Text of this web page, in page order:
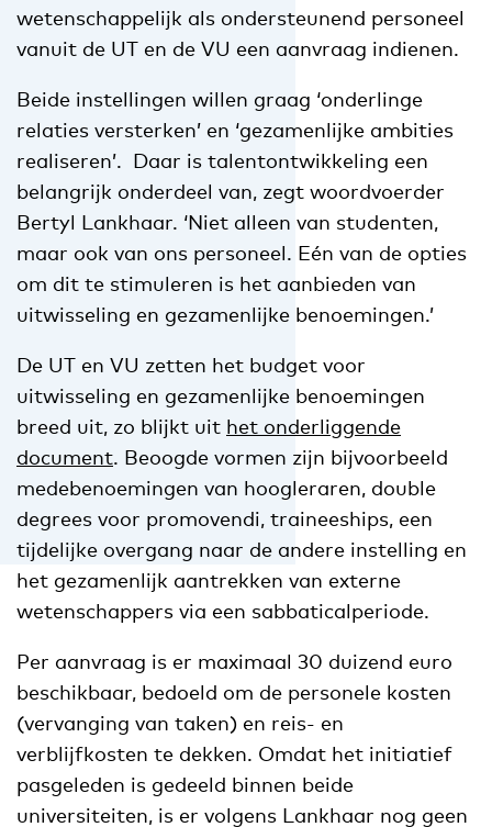
wetenschappelijk als ondersteunend personeel
vanuit de UT en de VU een aanvraag indienen.
Beide instellingen willen graag ‘onderlinge
relaties versterken’ en ‘gezamenlijke ambities
realiseren’. Daar is talentontwikkeling een
belangrijk onderdeel van, zegt woordvoerder
Bertyl Lankhaar. ‘Niet alleen van studenten,
maar ook van ons personeel. Eén van de opties
om dit te stimuleren is het aanbieden van
uitwisseling en gezamenlijke benoemingen.’
De UT en VU zetten het budget voor
uitwisseling en gezamenlijke benoemingen
breed uit, zo blijkt uit het onderliggende
document. Beoogde vormen zijn bijvoorbeeld
medebenoemingen van hoogleraren, double
degrees voor promovendi, traineeships, een
tijdelijke overgang naar de andere instelling en
het gezamenlijk aantrekken van externe
wetenschappers via een sabbaticalperiode.
Per aanvraag is er maximaal 30 duizend euro
beschikbaar, bedoeld om de personele kosten
(vervanging van taken) en reis- en
verblijfkosten te dekken. Omdat het initiatief
pasgeleden is gedeeld binnen beide
universiteiten, is er volgens Lankhaar nog geen